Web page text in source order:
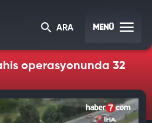
ARA MENÜ
operasyonunda 32